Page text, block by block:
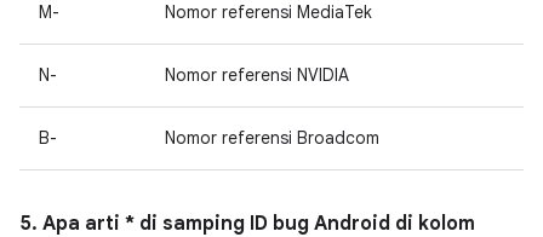
M- Nomor referensi MediaTek
N- Nomor referensi NVIDIA
B- Nomor referensi Broadcom
5. Apa arti * di samping ID bug Android di kolom